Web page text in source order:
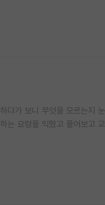
다가 보니 무엇을 모르는지
는 요령을 익혔고 물어보고